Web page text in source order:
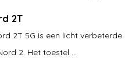
2T
2T 5G is een licht verbeterde
2. Het toestel ...